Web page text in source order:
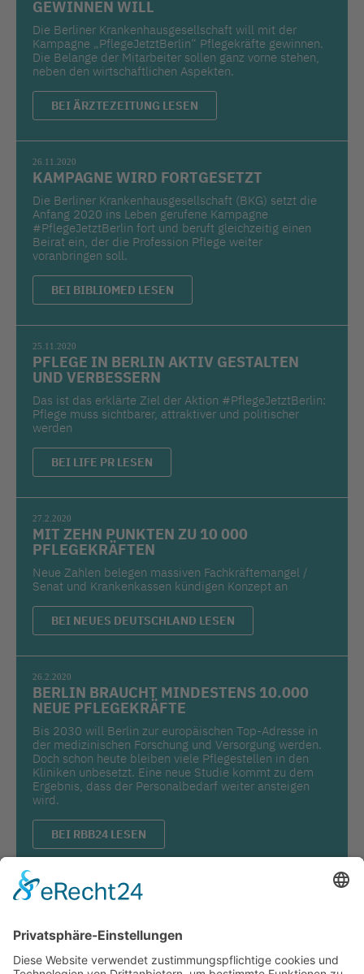
GEWINNEN WILL
Die Berliner Krankenhausgesellschaft will mit der
Kampagne „PflegeJetztBerlin“ Pflegekräfte gewinnen.
Die Belange der Mitarbeiter sollen ganz vorne stehen,
neben den wirtschaftlichen Aspekten.
BEI ÄRZTEZEITUNG LESEN
26.11.2020
KAMPAGNE WIRD FORTGESETZT
Die Berliner Krankenhausgesellschaft (BKG) setzt die
Anfang 2020 ins Leben gerufene Kampagne
#PflegeJetztBerlin fort und beruft gleichzeitig einen
Beirat ein, der die Profession Pflege weiter
voranbringen soll.
BEI BIBLIOMED LESEN
25.11.2020
PFLEGE IN BERLIN AKTIV GESTALTEN
UND VERBESSERN
Das ist das erklärte Ziel der Aktion #PflegeJetztBerlin:
Pflege muss sichtbarer, attraktiver und politischer
werden
BEI LIFE PR LESEN
27.2.2020
MIT ZEHN PUNKTEN ZU 10 000
PFLEGEKRÄFTEN
Neue Zahlen belegen massiven Fachkräftemangel /
Senat und Krankenkassen kündigen Konzept an
BEI NEUES DEUTSCHLAND LESEN
26.2.2020
BERLIN BRAUCHT MINDESTENS 10.000
NEUE PFLEGEKRÄFTE
Bis 2030 will Berlin zur europäischen Top-Adresse in
der medizinischen Forschung und Versorgung werden.
Doch schon heute bleiben viele Pflegestellen in den
Kliniken unbesetzt. Eine neue Studie kommt zu dem
Ergebnis, dass der Personalbedarf weiter ansteigen
wird.
BEI RBB24 LESEN
Pressesprecherin/ Referentin Öffentlichkeitsarbeit
Annika Seiffert
Tel: 030/330 996-16
Mobil: 0151/21229701